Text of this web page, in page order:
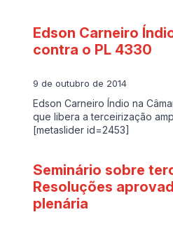
Edson Carneiro
contra o PL 4330
9 de outubro de 2014
Edson Carneiro Índio na
que libera a terceirização
[metaslider id=2453]
Seminário sobre
Resoluções
plenária